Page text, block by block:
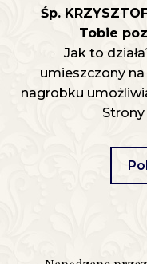
Śp.
Tobie
Jak to
umieszczony
nagrobku